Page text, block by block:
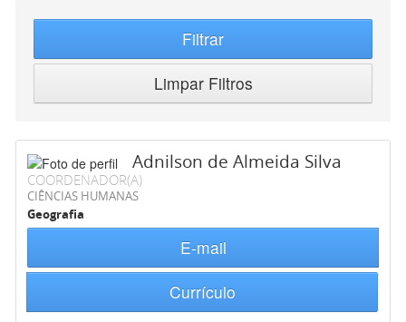
Filtrar
Limpar Filtros
Adnilson de Almeida Silva
COORDENADOR(A)
CIÊNCIAS HUMANAS
Geografia
E-mail
Currículo